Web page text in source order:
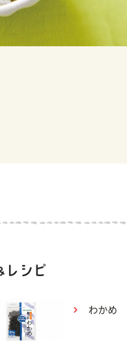
わかめ